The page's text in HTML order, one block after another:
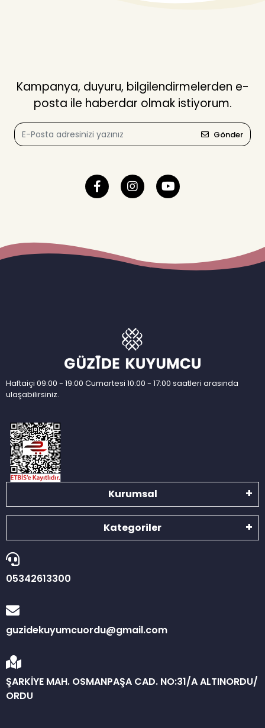
Kampanya, duyuru, bilgilendirmelerden e-
posta ile haberdar olmak istiyorum.
Gönder
Haftaiçi 09:00 - 19:00 Cumartesi 10:00 - 17:00 saatleri arasında
ulaşabilirsiniz.
Kurumsal
Kategoriler
05342613300
guzidekuyumcuordu@gmail.com
ŞARKİYE MAH. OSMANPAŞA CAD. NO:31/A ALTINORDU/
ORDU